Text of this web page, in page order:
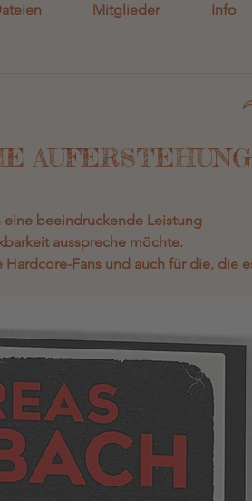
Mitglieder Info
AUFERSTEHUNG
eine beeindruckende Leistung
ausspreche möchte.
Fans und auch für die, die